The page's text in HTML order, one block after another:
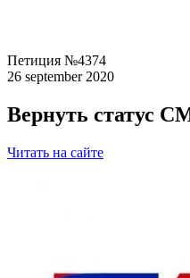
Петиция №4374
26 september 2020
Вернуть статус
Читать на сайте